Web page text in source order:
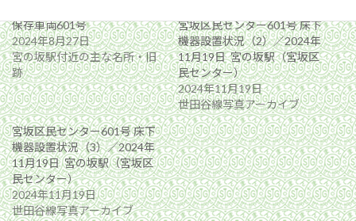
保存車両601号
2024年8月27日
宮の坂駅付近の主な名所・旧
跡
宮坂区民センター601号 床下
機器設置状況（2）／2024年
11月19日 宮の坂駅（宮坂区
民センター）
2024年11月19日
世田谷線写真アーカイブ
宮坂区民センター601号 床下
機器設置状況（3）／2024年
11月19日 宮の坂駅（宮坂区
民センター）
2024年11月19日
世田谷線写真アーカイブ